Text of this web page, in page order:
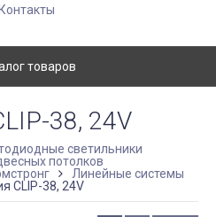
товаров
38, 24V
светильники
потолков
Линейные системы
CLIP-38, 24V